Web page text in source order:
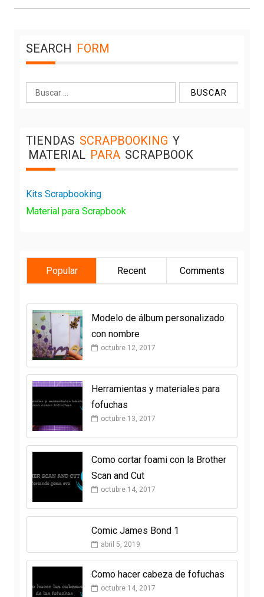
Post:
SEARCH FORM
Buscar:
TIENDAS SCRAPBOOKING Y
MATERIAL PARA SCRAPBOOK
Kits Scrapbooking
Material para Scrapbook
Popular Recent Comments
Modelo de álbum personalizado
con nombre
octubre 12, 2017
Herramientas y materiales para
fofuchas
octubre 13, 2017
Como cortar foami con la Brother
Scan and Cut
octubre 14, 2017
Comic James Bond 1
abril 5, 2019
Como hacer cabeza de fofuchas
octubre 14, 2017